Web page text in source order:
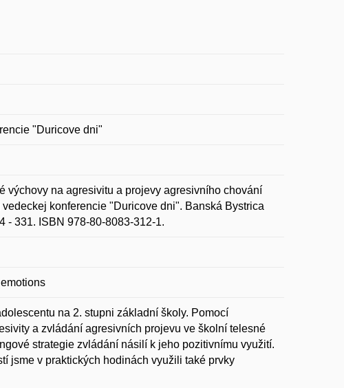
"Duricove dni"
výchovy na agresivitu a projevy agresivního chování
konferencie "Duricove dni". Banská Bystrica
- 331. ISBN 978-80-8083-312-1.
na 2. stupni základní školy. Pomocí
a zvládání agresivních projevu ve školní telesné
strategie zvládání násilí k jeho pozitivnímu využití.
jsme v praktických hodinách využili také prvky